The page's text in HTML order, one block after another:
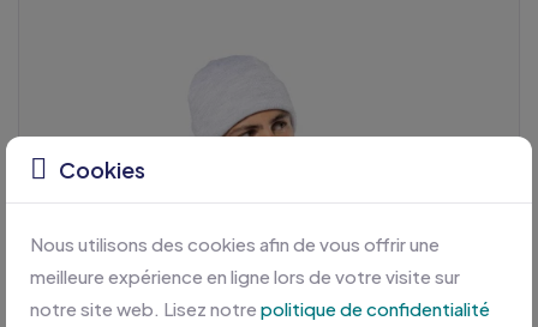
Cookies
Nous utilisons des cookies afin de vous offrir une
meilleure expérience en ligne lors de votre visite sur
notre site web. Lisez notre politique de confidentialité